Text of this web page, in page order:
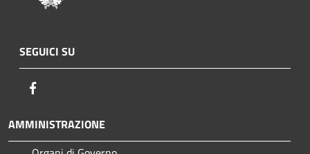
SEGUICI SU
AMMINISTRAZIONE